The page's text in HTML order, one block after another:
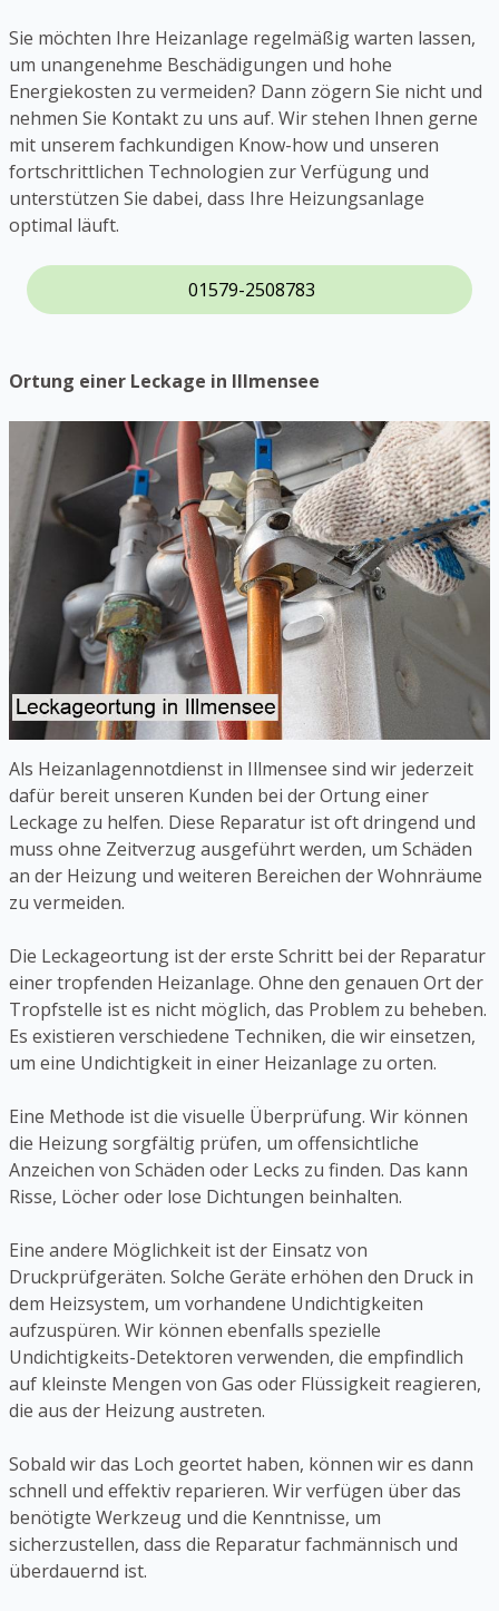
Sie möchten Ihre Heizanlage regelmäßig warten lassen,
um unangenehme Beschädigungen und hohe
Energiekosten zu vermeiden? Dann zögern Sie nicht und
nehmen Sie Kontakt zu uns auf. Wir stehen Ihnen gerne
mit unserem fachkundigen Know-how und unseren
fortschrittlichen Technologien zur Verfügung und
unterstützen Sie dabei, dass Ihre Heizungsanlage
optimal läuft.
01579-2508783
Ortung einer Leckage in Illmensee
Als Heizanlagennotdienst in Illmensee sind wir jederzeit
dafür bereit unseren Kunden bei der Ortung einer
Leckage zu helfen. Diese Reparatur ist oft dringend und
muss ohne Zeitverzug ausgeführt werden, um Schäden
an der Heizung und weiteren Bereichen der Wohnräume
zu vermeiden.
Die Leckageortung ist der erste Schritt bei der Reparatur
einer tropfenden Heizanlage. Ohne den genauen Ort der
Tropfstelle ist es nicht möglich, das Problem zu beheben.
Es existieren verschiedene Techniken, die wir einsetzen,
um eine Undichtigkeit in einer Heizanlage zu orten.
Eine Methode ist die visuelle Überprüfung. Wir können
die Heizung sorgfältig prüfen, um offensichtliche
Anzeichen von Schäden oder Lecks zu finden. Das kann
Risse, Löcher oder lose Dichtungen beinhalten.
Eine andere Möglichkeit ist der Einsatz von
Druckprüfgeräten. Solche Geräte erhöhen den Druck in
dem Heizsystem, um vorhandene Undichtigkeiten
aufzuspüren. Wir können ebenfalls spezielle
Undichtigkeits-Detektoren verwenden, die empfindlich
auf kleinste Mengen von Gas oder Flüssigkeit reagieren,
die aus der Heizung austreten.
Sobald wir das Loch geortet haben, können wir es dann
schnell und effektiv reparieren. Wir verfügen über das
benötigte Werkzeug und die Kenntnisse, um
sicherzustellen, dass die Reparatur fachmännisch und
überdauernd ist.